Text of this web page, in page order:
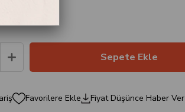
Favorilere Ekle Fiyat Düşünce Haber Ver